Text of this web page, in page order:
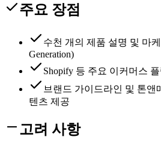
주요 장점
수천 개의 제품 설명 및 마
Generation)
Shopify 등 주요 이커머스
브랜드 가이드라인 및 톤앤
텐츠 제공
고려 사항